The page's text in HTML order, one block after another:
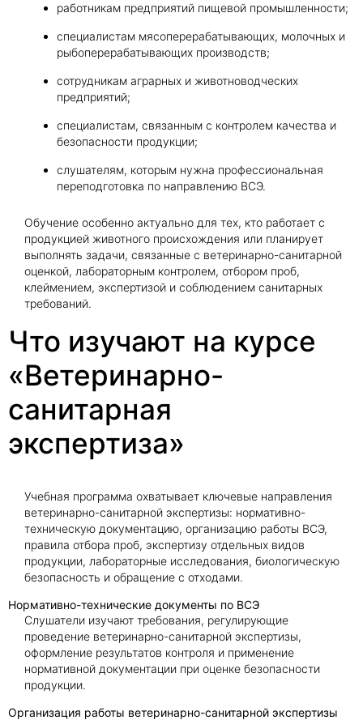
работникам предприятий пищевой промышленности;
специалистам мясоперерабатывающих, молочных и
рыбоперерабатывающих производств;
сотрудникам аграрных и животноводческих
предприятий;
специалистам, связанным с контролем качества и
безопасности продукции;
слушателям, которым нужна профессиональная
переподготовка по направлению ВСЭ.
Обучение особенно актуально для тех, кто работает с
продукцией животного происхождения или планирует
выполнять задачи, связанные с ветеринарно-санитарной
оценкой, лабораторным контролем, отбором проб,
клеймением, экспертизой и соблюдением санитарных
требований.
Что изучают на курсе
«Ветеринарно-
санитарная
экспертиза»
Учебная программа охватывает ключевые направления
ветеринарно-санитарной экспертизы: нормативно-
техническую документацию, организацию работы ВСЭ,
правила отбора проб, экспертизу отдельных видов
продукции, лабораторные исследования, биологическую
безопасность и обращение с отходами.
Нормативно-технические документы по ВСЭ
Слушатели изучают требования, регулирующие
проведение ветеринарно-санитарной экспертизы,
оформление результатов контроля и применение
нормативной документации при оценке безопасности
продукции.
Организация работы ветеринарно-санитарной экспертизы